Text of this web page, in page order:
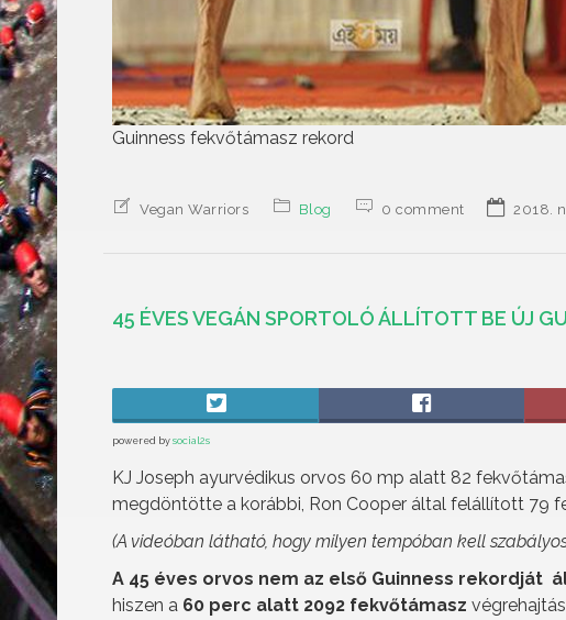
Guinness fekvőtámasz rekord
Vegan Warriors Blog 0 comment 2018.
45 ÉVES VEGÁN SPORTOLÓ ÁLLÍTOTT BE ÚJ
powered by social2s
KJ Joseph ayurvédikus orvos 60 mp alatt 82
megdöntötte a korábbi, Ron Cooper által felállított 79
(A videóban látható, hogy milyen tempóban kell
A 45 éves orvos nem az első Guinness
hiszen a 60 perc alatt 2092 fekvőtámasz